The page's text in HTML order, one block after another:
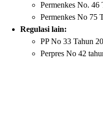
Permenkes No. 46
Permenkes No 75
Regulasi lain:
PP No 33 Tahun
Perpres No 42